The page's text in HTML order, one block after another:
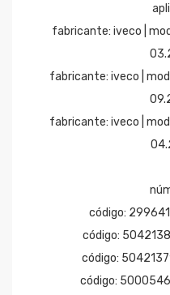
fabricante: iveco |
fabricante: iveco |
fabricante: iveco |
código:
código:
código:
código: